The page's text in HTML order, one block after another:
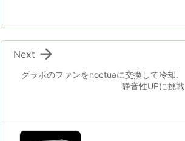
グラボのファンをnoctuaに交換して冷却、
静音性UPに挑戦

Next